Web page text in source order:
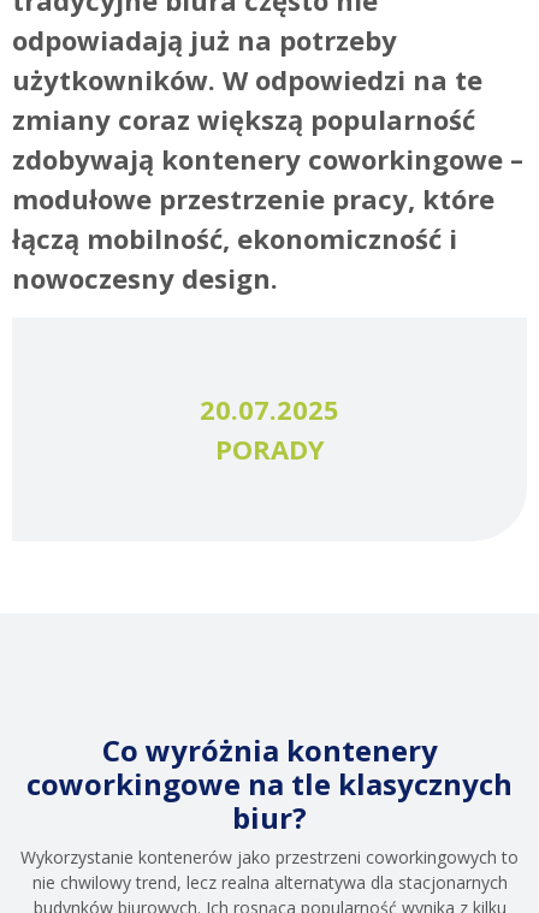
odpowiadają już na potrzeby
użytkowników. W odpowiedzi na te
zmiany coraz większą popularność
zdobywają kontenery coworkingowe –
modułowe przestrzenie pracy, które
łączą mobilność, ekonomiczność i
nowoczesny design.
20.07.2025
PORADY
Co wyróżnia kontenery
coworkingowe na tle klasycznych
biur?
Wykorzystanie kontenerów jako przestrzeni coworkingowych to
nie chwilowy trend, lecz realna alternatywa dla stacjonarnych
budynków biurowych. Ich rosnąca popularność wynika z kilku